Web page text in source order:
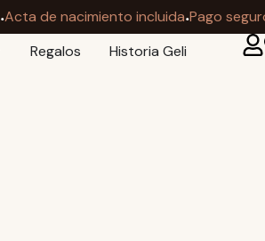
·Acta de nacimiento incluida·Pago
Regalos
Historia Geli